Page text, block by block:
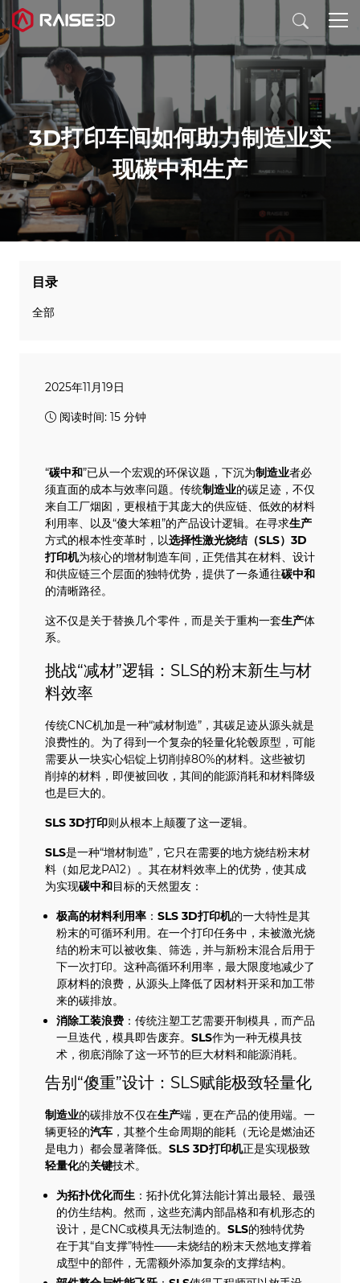
3D打印机
软件
材料
行业应用
发现
3D打印车间如何助力制造业实
现碳中和生产
目录
全部
2025年11月19日
阅读时间: 15 分钟
“碳中和”已从一个宏观的环保议题，下沉为制造业者必
须直面的成本与效率问题。传统制造业的碳足迹，不仅
来自工厂烟囱，更根植于其庞大的供应链、低效的材料
利用率、以及“傻大笨粗”的产品设计逻辑。在寻求生产
方式的根本性变革时，以选择性激光烧结（SLS） 3D
打印机为核心的增材制造车间，正凭借其在材料、设计
和供应链三个层面的独特优势，提供了一条通往碳中和
的清晰路径。
这不仅是关于替换几个零件，而是关于重构一套生产体
系。
挑战“减材”逻辑：SLS的粉末新生与材
料效率
传统CNC机加是一种“减材制造”，其碳足迹从源头就是
浪费性的。为了得到一个复杂的轻量化轮毂原型，可能
需要从一块实心铝锭上切削掉80%的材料。这些被切
削掉的材料，即便被回收，其间的能源消耗和材料降级
也是巨大的。
SLS 3D打印则从根本上颠覆了这一逻辑。
SLS是一种“增材制造”，它只在需要的地方烧结粉末材
料（如尼龙PA12）。其在材料效率上的优势，使其成
为实现碳中和目标的天然盟友：
极高的材料利用率 ： SLS 3D打印机的一大特性是其
粉末的可循环利用。在一个打印任务中，未被激光烧
结的粉末可以被收集、筛选，并与新粉末混合后用于
下一次打印。这种高循环利用率，最大限度地减少了
原材料的浪费，从源头上降低了因材料开采和加工带
来的碳排放。
消除工装浪费 ：传统注塑工艺需要开制模具，而产品
一旦迭代，模具即告废弃。 SLS作为一种无模具技
术，彻底消除了这一环节的巨大材料和能源消耗。
告别“傻重”设计：SLS赋能极致轻量化
制造业的碳排放不仅在生产端，更在产品的使用端。一
辆更轻的汽车 ，其整个生命周期的能耗（无论是燃油还
是电力）都会显著降低。 SLS 3D打印机正是实现极致
轻量化的关键技术。
为拓扑优化而生 ：拓扑优化算法能计算出最轻、最强
的仿生结构。然而，这些充满内部晶格和有机形态的
设计，是CNC或模具无法制造的。 SLS的独特优势
在于其“自支撑”特性——未烧结的粉末天然地支撑着
成型中的部件，无需额外添加复杂的支撑结构。